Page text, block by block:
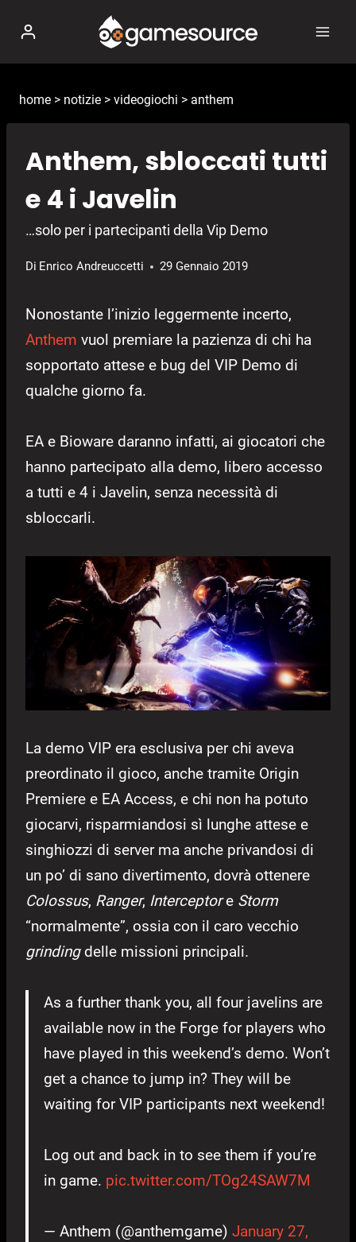
contenuto
home > notizie > videogiochi > anthem
Anthem, sbloccati tutti
e 4 i Javelin
…solo per i partecipanti della Vip Demo
Di Enrico Andreuccetti 29 Gennaio 2019
Nonostante l’inizio leggermente incerto,
Anthem vuol premiare la pazienza di chi ha
sopportato attese e bug del VIP Demo di
qualche giorno fa.
EA e Bioware daranno infatti, ai giocatori che
hanno partecipato alla demo, libero accesso
a tutti e 4 i Javelin, senza necessità di
sbloccarli.
La demo VIP era esclusiva per chi aveva
preordinato il gioco, anche tramite Origin
Premiere e EA Access, e chi non ha potuto
giocarvi, risparmiandosi sì lunghe attese e
singhiozzi di server ma anche privandosi di
un po’ di sano divertimento, dovrà ottenere
Colossus, Ranger, Interceptore Storm
“normalmente”, ossia con il caro vecchio
grindingdelle missioni principali.
As a further thank you, all four javelins are
available now in the Forge for players who
have played in this weekend’s demo. Won’t
get a chance to jump in? They will be
waiting for VIP participants next weekend!
Log out and back in to see them if you’re
in game. pic.twitter.com/TOg24SAW7M
— Anthem (@anthemgame) January 27,